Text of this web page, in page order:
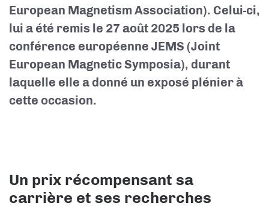
European Magnetism Association). Celui-ci,
lui a été remis le 27 août 2025 lors de la
conférence européenne JEMS (Joint
European Magnetic Symposia), durant
laquelle elle a donné un exposé plénier à
cette occasion.
Un prix récompensant sa
carrière et ses recherches